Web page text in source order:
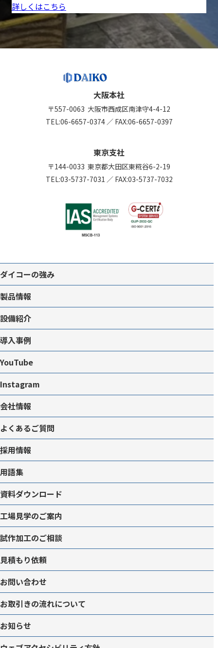
詳しくはこちら
大阪本社
〒557-0063 大阪市西成区南津守4-4-12
TEL:06-6657-0374／ FAX:06-6657-0397
東京支社
〒144-0033 東京都大田区東糀谷6-2-19
TEL:03-5737-7031 ／ FAX:03-5737-7032
ダイコーの強み
製品情報
設備紹介
導入事例
YouTube
Instagram
会社情報
よくあるご質問
採用情報
用語集
資料ダウンロード
工場見学のご案内
試作加工のご相談
見積もり依頼
お問い合わせ
お取引きの流れについて
お知らせ